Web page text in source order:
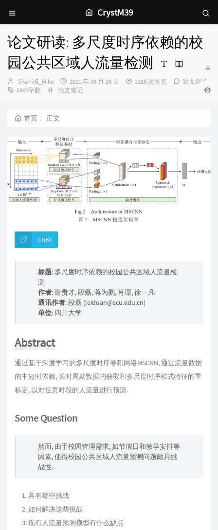
CrystM39
论文研读: 多尺度时序依赖的校
园公共区域人流量检测
博
主：
ShaneG_Miku
发
布
2021 年 08 月 26 日 2318 次浏览
暂无评论
5460字数
分
论文笔记
首页 正文
CNKI
标题: 多尺度时序依赖的校园公共区域人流量检
测
作者: 谢贵才, 段磊, 蒋为鹏, 肖珊, 徐一凡
通讯作者: 段磊 (leiduan@scu.edu.cn)
单位: 四川大学
Abstract
通过基于深度学习的多尺度时序卷积网络MSCNN, 通过流量数据
的中短时依赖, 长时周期数据的获取和多尺度时序模式特征的重
标定, 以对任意时段的人流量进行预测.
Some Question
然而, 由于校园管理需求, 如节假日和教学安排等
因素, 使得校园公共区域人流量预测问题颇具挑
战性.
具有哪些挑战
如何解决这些挑战
现有人流量预测模型有什么缺点